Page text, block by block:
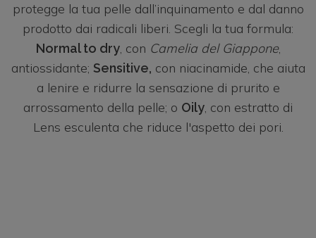
protegge la tua pelle dall’inquinamento e dal danno
prodotto dai radicali liberi. Scegli la tua formula:
Normal to dry, con Camelia del Giappone,
antiossidante; Sensitive, con niacinamide, che aiuta
a lenire e ridurre la sensazione di prurito e
arrossamento della pelle; o Oily, con estratto di
Lens esculenta che riduce l'aspetto dei pori.